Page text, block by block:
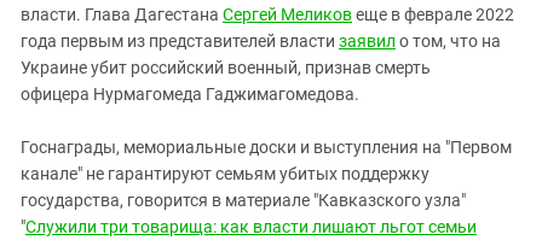
власти. Глава Дагестана Сергей Меликовеще в феврале 2022
года первым из представителей власти заявил о том, что на
Украине убит российский военный, признав смерть
офицера Нурмагомеда Гаджимагомедова.
Госнаграды, мемориальные доски и выступления на "Первом
канале" не гарантируют семьям убитых поддержку
государства, говорится в материале "Кавказского узла"
"Служили три товарища: как власти лишают льгот семьи